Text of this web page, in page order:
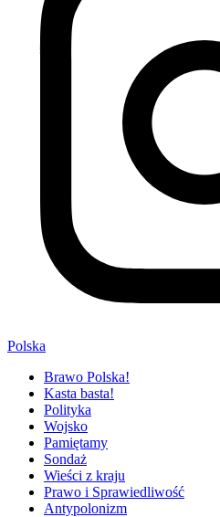
Polska
Brawo Polska!
Kasta basta!
Polityka
Wojsko
Pamiętamy
Sondaż
Wieści z kraju
Prawo i Sprawiedliwość
Antypolonizm